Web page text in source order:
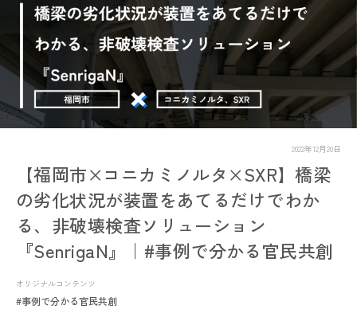
i
g
u
a
l
2022年12月20日
【福岡市×コニカミノルタ×SXR】橋梁
の劣化状況が装置をあてるだけでわか
る、非破壊検査ソリューション
『SenrigaN』｜#事例で分かる官民共創
オリジナルコンテンツ
#事例で分かる官民共創